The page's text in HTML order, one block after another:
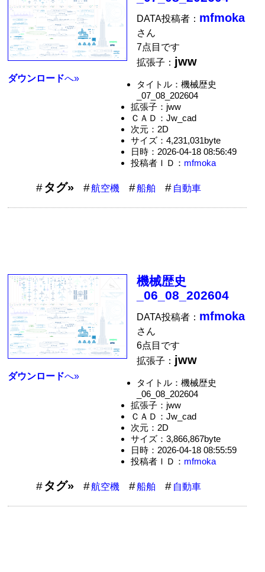
ダウンロードへ»
DATA投稿者： mfmoka
さん
7点目です
拡張子： jww
タイトル：機械歴史
_07_08_202604
拡張子：jww
ＣＡＤ：Jw_cad
次元：2D
サイズ：4,231,031byte
日時：2026-04-18 08:56:49
投稿者ＩＤ： mfmoka
タグ» 航空機 船舶 自動車
ダウンロードへ»
機械歴史
_06_08_202604
DATA投稿者： mfmoka
さん
6点目です
拡張子： jww
タイトル：機械歴史
_06_08_202604
拡張子：jww
ＣＡＤ：Jw_cad
次元：2D
サイズ：3,866,867byte
日時：2026-04-18 08:55:59
投稿者ＩＤ： mfmoka
タグ» 航空機 船舶 自動車